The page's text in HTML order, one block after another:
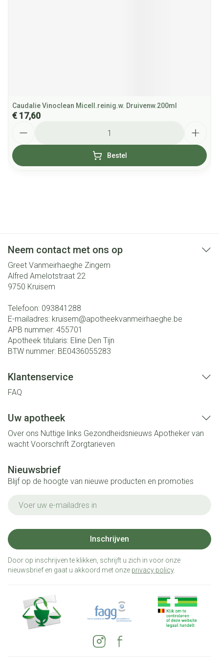
Caudalie Vinoclean Micell.reinig.w. Druivenw.200ml
€ 17,60
Bestel
Neem contact met ons op
Greet Vanmeirhaeghe Zingem
Alfred Amelotstraat 22
9750 Kruisem
Telefoon: 093841288
E-mailadres: kruisem@apotheekvanmeirhaeghe.be
APB nummer: 455701
Apotheek titularis: Eline Den Tijn
BTW nummer: BE0436055283
Klantenservice
FAQ
Uw apotheek
Over ons Nuttige links Gezondheidsnieuws Apotheker van
wacht Voorschrift Zorgtarieven
Nieuwsbrief
Blijf op de hoogte van nieuwe producten en promoties
Inschrijven
Door op inschrijven te klikken, schrijft u zich in voor onze
nieuwsbrief en gaat u akkoord met onze privacy policy.